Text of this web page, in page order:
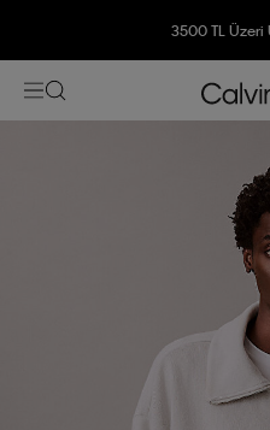
3500 TL
7500 TL Ve Üzeri